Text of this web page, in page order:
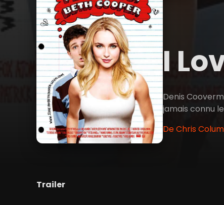
I
Denis
jamais connu
De Chris
Trailer